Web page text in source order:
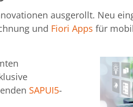
ausgerollt. Neu
und Fiori Apps für
SAPUI5-